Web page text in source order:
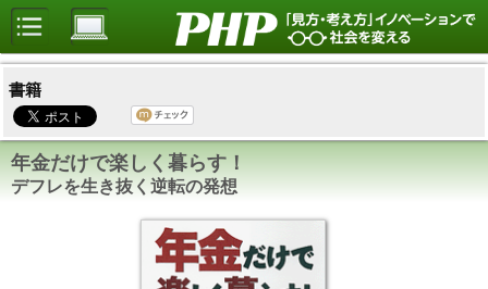
書籍
年金だけで楽しく暮らす！
デフレを生き抜く逆転の発想